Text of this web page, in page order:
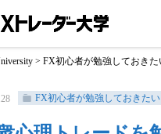
> FX初心者が勉強しておき
FX初心者が勉強しておきた